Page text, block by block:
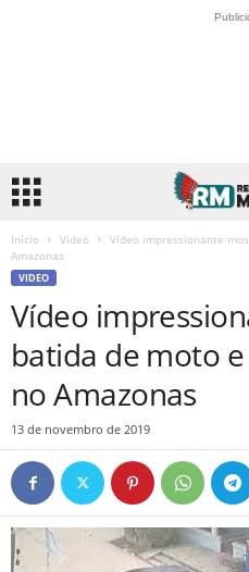
Início Video
Vídeo impressionante
Amazonas
VIDEO
Vídeo
batida de moto
no Amazonas
13 de novembro de 2019